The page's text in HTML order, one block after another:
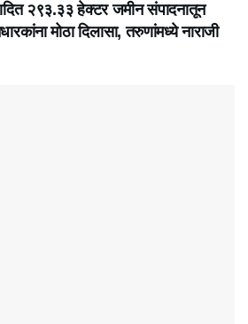
२९३.३३ हेक्टर जमीन संपादनातून
मोठा दिलासा, तरुणांमध्ये नाराजी